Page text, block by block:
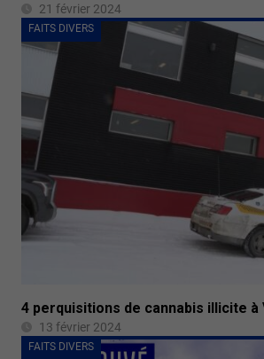
21 février 2024
FAITS DIVERS
4 perquisitions de cannabis illicite à
13 février 2024
FAITS DIVERS